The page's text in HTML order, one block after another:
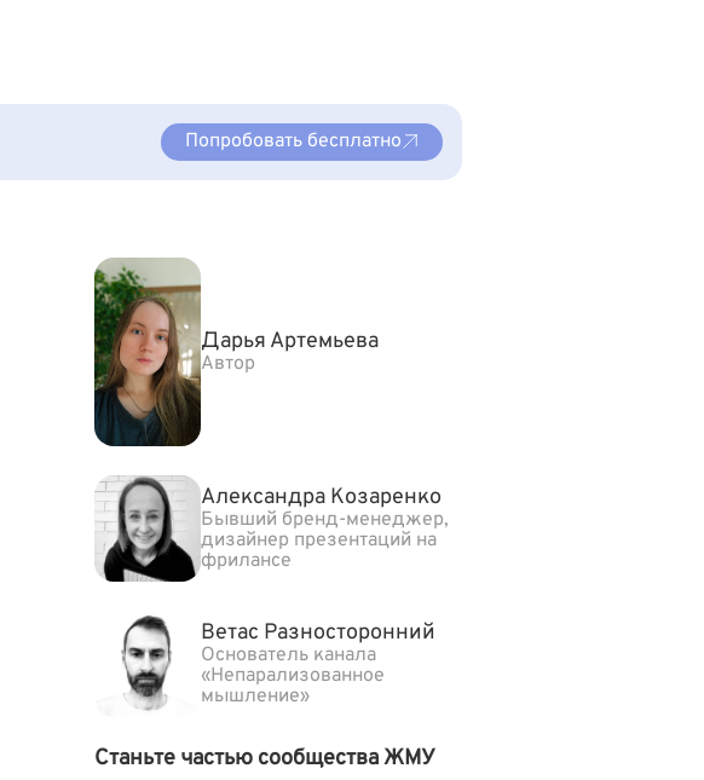
Попробовать бесплатно
Дарья Артемьева
Автор
Александра Козаренко
Бывший бренд-менеджер,
дизайнер презентаций на
фрилансе
Ветас Разносторонний
Основатель канала
«Непарализованное
мышление»
Станьте частью сообщества ЖМУ